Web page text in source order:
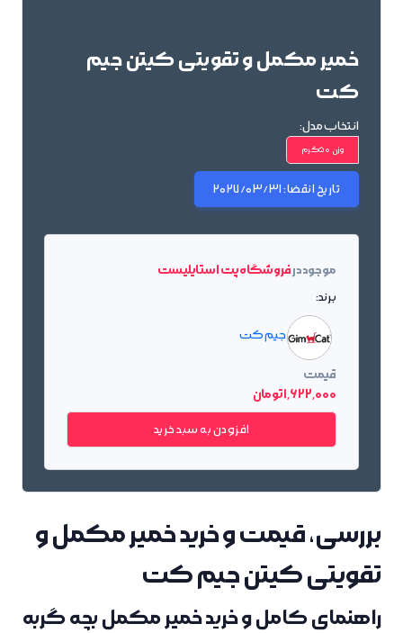
خمیر مکمل و تقویتی کیتن جیم
کت
انتخاب مدل:
وزن 50گرم
تاریخ انقضا:2027/03/31
موجود درفروشگاه پت استایلیست
برند:
جیم کت
قیمت
1٬622٬000 تومان
افزودن به سبد خرید
بررسی، قیمت و خرید خمیر مکمل و
تقویتی کیتن جیم کت
راهنمای کامل و خرید خمیر مکمل بچه گربه